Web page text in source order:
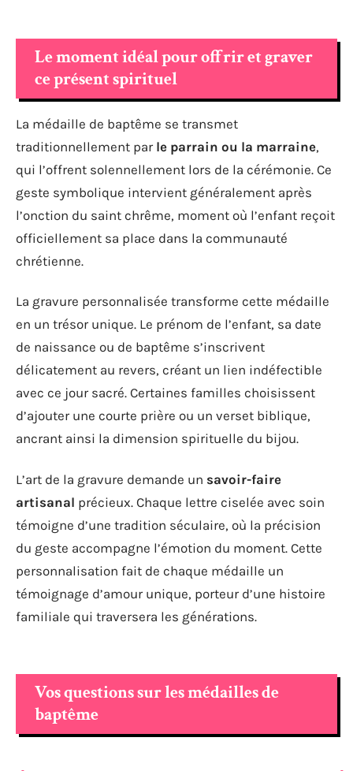
Le moment idéal pour offrir et graver
ce présent spirituel
La médaille de baptême se transmet
traditionnellement par le parrain ou la marraine,
qui l’offrent solennellement lors de la cérémonie. Ce
geste symbolique intervient généralement après
l’onction du saint chrême, moment où l’enfant reçoit
officiellement sa place dans la communauté
chrétienne.
La gravure personnalisée transforme cette médaille
en un trésor unique. Le prénom de l’enfant, sa date
de naissance ou de baptême s’inscrivent
délicatement au revers, créant un lien indéfectible
avec ce jour sacré. Certaines familles choisissent
d’ajouter une courte prière ou un verset biblique,
ancrant ainsi la dimension spirituelle du bijou.
L’art de la gravure demande un savoir-faire
artisanal précieux. Chaque lettre ciselée avec soin
témoigne d’une tradition séculaire, où la précision
du geste accompagne l’émotion du moment. Cette
personnalisation fait de chaque médaille un
témoignage d’amour unique, porteur d’une histoire
familiale qui traversera les générations.
Vos questions sur les médailles de
baptême